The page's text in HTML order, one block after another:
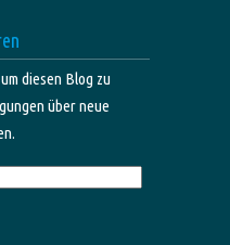
diesen Blog zu
über neue